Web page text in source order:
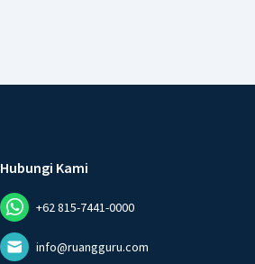
Hubungi Kami
+62 815-7441-0000
info@ruangguru.com